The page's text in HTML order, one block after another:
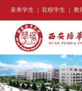
未来学生 | 在校学生 | 教